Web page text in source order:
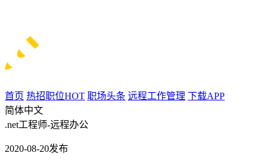
首页 热招职位HOT 职场头条 远程工作管理 下载APP
简体中文
.net工程师-远程办公
2020-08-20发布